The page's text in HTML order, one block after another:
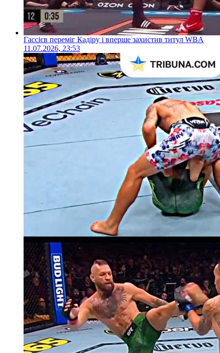
Гассієв переміг Кадіру і вперше захистив титул WBA
11.07.2026, 23:53